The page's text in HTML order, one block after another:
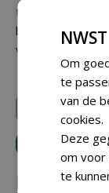
bovendrijven.
vertellen en te
LI sports
LOGIN met
REACTIES
Om
te
van de
cookies.
Deze
om
te